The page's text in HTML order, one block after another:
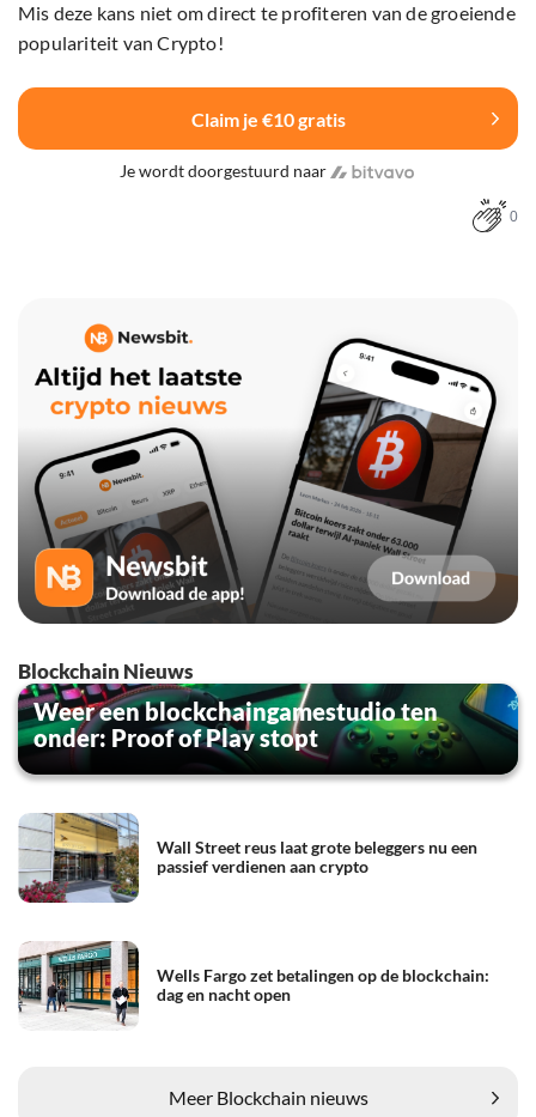
Mis deze kans niet om direct te profiteren van de groeiende
populariteit van Crypto!
Claim je €10 gratis
Je wordt doorgestuurd naar
0
Blockchain Nieuws
Weer een blockchaingamestudio ten
onder: Proof of Play stopt
Wall Street reus laat grote beleggers nu een
passief verdienen aan crypto
Wells Fargo zet betalingen op de blockchain:
dag en nacht open
Meer Blockchain nieuws